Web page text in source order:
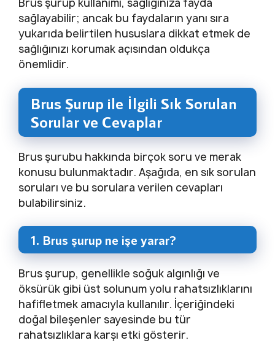
Brus şurup kullanımı, sağlığınıza fayda
sağlayabilir; ancak bu faydaların yanı sıra
yukarıda belirtilen hususlara dikkat etmek de
sağlığınızı korumak açısından oldukça
önemlidir.
Brus Şurup ile İlgili Sık Sorulan
Sorular ve Cevaplar
Brus şurubu hakkında birçok soru ve merak
konusu bulunmaktadır. Aşağıda, en sık sorulan
soruları ve bu sorulara verilen cevapları
bulabilirsiniz.
1. Brus şurup ne işe yarar?
Brus şurup, genellikle soğuk algınlığı ve
öksürük gibi üst solunum yolu rahatsızlıklarını
hafifletmek amacıyla kullanılır. İçeriğindeki
doğal bileşenler sayesinde bu tür
rahatsızlıklara karşı etki gösterir.